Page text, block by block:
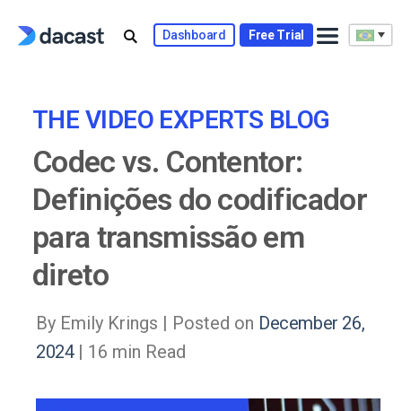
Dashboard Free Trial
THE VIDEO EXPERTS BLOG
Codec vs. Contentor:
Definições do codificador
para transmissão em
direto
By Emily Krings | Posted on December 26,
2024| 16 min Read